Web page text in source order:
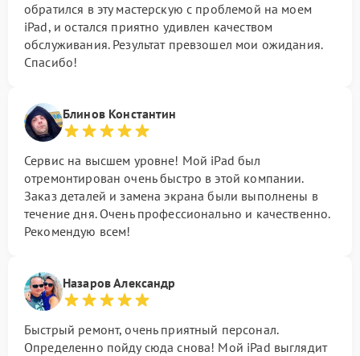
обратился в эту мастерскую с проблемой на моем
iPad, и остался приятно удивлен качеством
обслуживания. Результат превзошел мои ожидания.
Спасибо!
Блинов Константин
Сервис на высшем уровне! Мой iPad был
отремонтирован очень быстро в этой компании.
Заказ деталей и замена экрана были выполнены в
течение дня. Очень профессионально и качественно.
Рекомендую всем!
Назаров Александр
Быстрый ремонт, очень приятный персонал.
Определенно пойду сюда снова! Мой iPad выглядит